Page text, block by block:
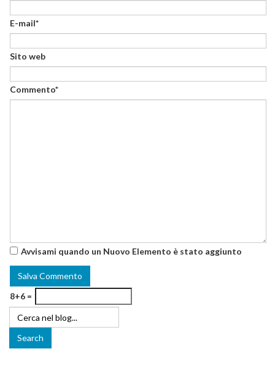
E-mail*
Sito web
Commento*
Avvisami quando un Nuovo Elemento è stato aggiunto
8+6 =